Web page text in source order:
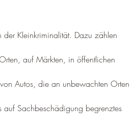
Kleinkriminalität. Dazu zählen
auf Märkten, in öffentlichen
Autos, die an unbewachten Orten
auf Sachbeschädigung begrenztes